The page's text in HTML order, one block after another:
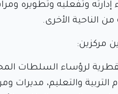
إدارته وتفعليه وتطويره
الناحية الأخرى.
لرؤساء السلطات
التربية والتعليم، مديرات